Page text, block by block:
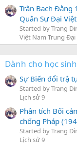
Trận Bạch Đằng
Quân Sự Đại Việt
Started by Trang
Việt Nam Trung Đại
Dành cho học sinh
Sự Biến đổi trậ
Started by Trang
Lịch sử 9
Phân tích Bối
chống Pháp
Started by Trang
Lịch sử 9